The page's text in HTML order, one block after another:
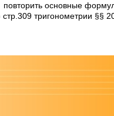
основные
тригонометрии §§